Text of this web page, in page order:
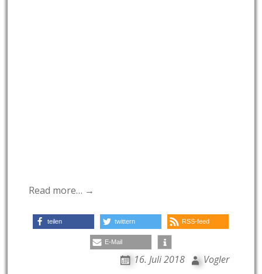
Read more… →
teilen twittern RSS-feed
E-Mail
16. Juli 2018 Vogler